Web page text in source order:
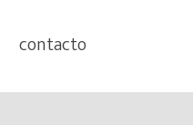
contacto